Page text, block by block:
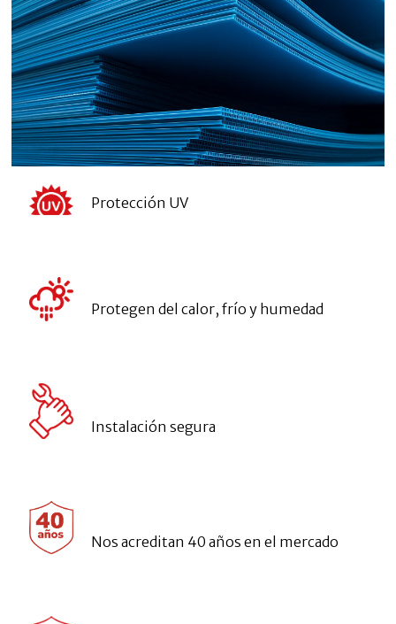
Protección UV
Protegen del calor, frío y humedad
Instalación segura
Nos acreditan 40 años en el mercado